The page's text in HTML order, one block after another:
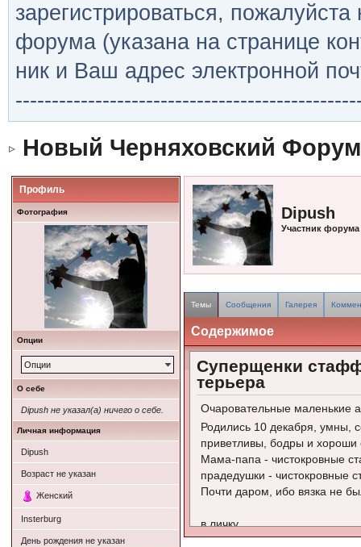
зарегистрироваться,
форума (указана на странице
ник и Ваш адрес электронной
Новый Черняховский Форум
Профиль
Фотография
Опции
Опции
О себе
Dipush не указал(а) ничего о себе.
Личная информация
Dipush
Возраст не указан
Женский
Insterburg
День рождения не указан
Dipush
Участник форума
Темы Сообщения Галерея
Содержимое
Суперщенки
терьера
Очаровательные маленькие
Родились 10 декабря, умны,
приветливы, бодры и хороши
Мама-папа - чистокровные
прадедушки - чистокровные
Почти даром, ибо вязка не
в личку.